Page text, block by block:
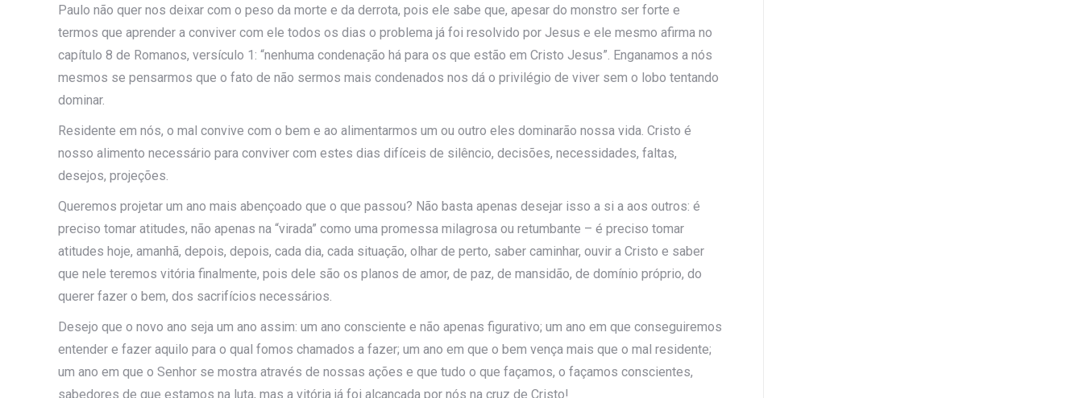
Paulo não quer nos deixar com o peso da morte e da derrota, pois ele sabe que, apesar do monstro ser forte e
termos que aprender a conviver com ele todos os dias o problema já foi resolvido por Jesus e ele mesmo afirma no
capítulo 8 de Romanos, versículo 1: “nenhuma condenação há para os que estão em Cristo Jesus”. Enganamos a nós
mesmos se pensarmos que o fato de não sermos mais condenados nos dá o privilégio de viver sem o lobo tentando
dominar.
Residente em nós, o mal convive com o bem e ao alimentarmos um ou outro eles dominarão nossa vida. Cristo é
nosso alimento necessário para conviver com estes dias difíceis de silêncio, decisões, necessidades, faltas,
desejos, projeções.
Queremos projetar um ano mais abençoado que o que passou? Não basta apenas desejar isso a si a aos outros: é
preciso tomar atitudes, não apenas na “virada” como uma promessa milagrosa ou retumbante – é preciso tomar
atitudes hoje, amanhã, depois, depois, cada dia, cada situação, olhar de perto, saber caminhar, ouvir a Cristo e saber
que nele teremos vitória finalmente, pois dele são os planos de amor, de paz, de mansidão, de domínio próprio, do
querer fazer o bem, dos sacrifícios necessários.
Desejo que o novo ano seja um ano assim: um ano consciente e não apenas figurativo; um ano em que conseguiremos
entender e fazer aquilo para o qual fomos chamados a fazer; um ano em que o bem vença mais que o mal residente;
um ano em que o Senhor se mostra através de nossas ações e que tudo o que façamos, o façamos conscientes,
sabedores de que estamos na luta, mas a vitória já foi alcançada por nós na cruz de Cristo!